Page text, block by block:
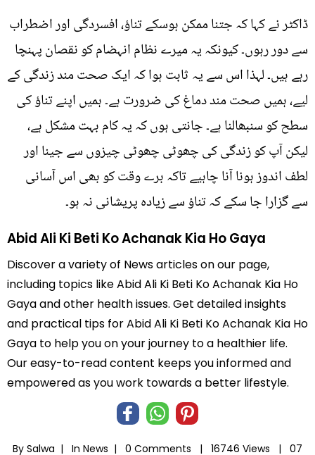
ڈاکٹر نے کہا کہ جتنا ممکن ہوسکے تناؤ، افسردگی اور اضطراب
سے دور رہوں۔ کیونکہ یہ میرے نظام انہضام کو نقصان پہنچا
رہے ہیں۔ لہذا اس سے یہ ثابت ہوا کہ ایک صحت مند زندگی کے
لیے، ہمیں صحت مند دماغ کی ضرورت ہے۔ ہمیں اپنے تناؤ کی
سطح کو سنبھالنا ہے۔ جانتی ہوں کہ یہ کام بہت مشکل ہے،
لیکن آپ کو زندگی کی چھوٹی چھوٹی چیزوں سے جینا اور
لطف اندوز ہونا آنا چاہیے تاکہ برے وقت کو بھی اس آسانی
سے گزارا جا سکے کہ تناؤ سے زیادہ پریشانی نہ ہو۔
Abid Ali Ki Beti Ko Achanak Kia Ho Gaya
Discover a variety of News articles on our page,
including topics like Abid Ali Ki Beti Ko Achanak Kia Ho
Gaya and other health issues. Get detailed insights
and practical tips for Abid Ali Ki Beti Ko Achanak Kia Ho
Gaya to help you on your journey to a healthier life.
Our easy-to-read content keeps you informed and
empowered as you work towards a better lifestyle.
By Salwa | In News | 0 Comments | 16746 Views | 07